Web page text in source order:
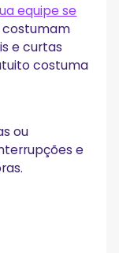
equipe se
costumam
e curtas
costuma
ou
e